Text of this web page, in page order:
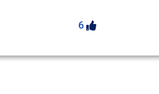
6